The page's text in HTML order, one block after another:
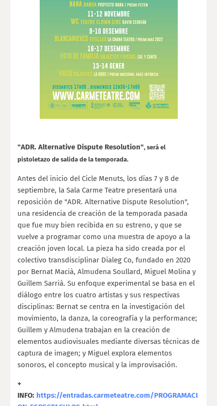
"ADR. Alternative Dispute Resolution", será el
pistoletazo de salida de la temporada.
Antes del inicio del Cicle Menuts, los días 7 y 8 de
septiembre, la Sala Carme Teatre presentará una
reposición de "ADR. Alternative Dispute Resolution",
una residencia de creación de la temporada pasada
que fue muy bien recibida en su estreno, y que se
vuelve a programar como una muestra de apoyo a la
creación joven local. La pieza ha sido creada por el
colectivo transdisciplinar Dialeg Co, fundado en 2020
por Bernat Macià, Almudena Soullard, Miguel Molina y
Guillem Sarrià. Su enfoque experimental se basa en el
diálogo entre los cuatro artistas y sus respectivas
disciplinas: Bernat se centra en la investigación del
movimiento, la danza, la coreografía y la performance;
Guillem y Almudena trabajan en la creación de
elementos audiovisuales mediante diversas técnicas de
captura de imagen; y Miguel explora elementos
sonoros, el concepto musical y la improvisación.
+
INFO: https://entradas.carmeteatre.com/PROGRAMACI